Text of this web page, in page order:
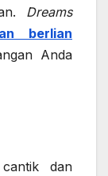
Dreams
berlian
Anda
dan